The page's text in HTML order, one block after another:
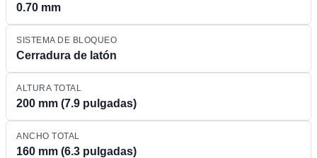
0.70 mm
SISTEMA DE BLOQUEO
Cerradura de latón
ALTURA TOTAL
200 mm (7.9 pulgadas)
ANCHO TOTAL
160 mm (6.3 pulgadas)